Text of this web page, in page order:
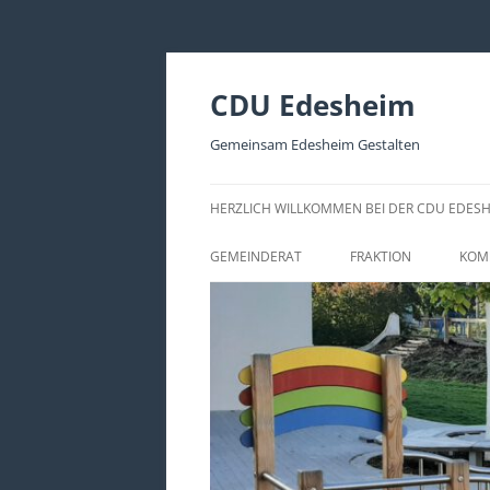
CDU Edesheim
Gemeinsam Edesheim Gestalten
HERZLICH WILLKOMMEN BEI DER CDU
GEMEINDERAT FRAKTION
AKTUELLE
ANTRÄGE